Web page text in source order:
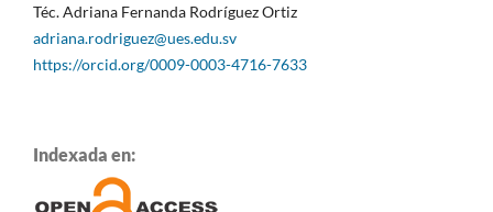
Téc. Adriana Fernanda Rodríguez Ortiz
adriana.rodriguez@ues.edu.sv
https://orcid.org/0009-0003-4716-7633
Indexada en: